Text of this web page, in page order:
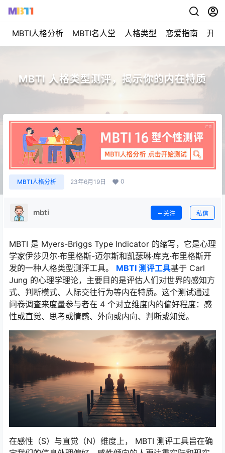
MBTI人格分析 MBTI名人堂 人格类型 恋爱指南 开始
MBTI 人格类型测评，揭示你的内在特质
MBTI人格分析 23年6月19日 0
mbti 关注 私信
MBTI 是 Myers-Briggs Type Indicator 的缩写，它是心理
学家伊莎贝尔·布里格斯-迈尔斯和凯瑟琳·库克·布里格斯开
发的一种人格类型测评工具。 MBTI 测评工具基于 Carl
Jung 的心理学理论，主要目的是评估人们对世界的感知方
式、判断模式、人际交往行为等内在特质。这个测试通过
问卷调查来度量参与者在 4 个对立维度内的偏好程度：感
性或直觉、思考或情感、外向或内向、判断或知觉。
在感性（S）与直觉（N）维度上， MBTI 测评工具旨在确